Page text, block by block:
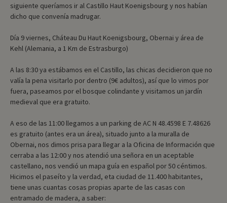
siguiente queríamos ir al Castillo Haut Koenigsbourg y nos habían
dicho que convenía madrugar.
Día 9 viernes, Cháteau Du Haut Koenigsbourg, Obernai y área de
Kehl (Alemania, a 1 Km de Estrasburgo)
A las 8:30 ya estábamos en el Castillo, las chicas decidieron que no
valía la pena visitarlo por dentro (9€ adultos), así que lo vimos por
fuera, paseamos por el bosque colindante y visitamos un jardín
medieval que era gratuito.
A eso de las 11:00 llegamos a un parking de AC N 48.4598 E 7.48626
es gratuito (antes era un área), situado junto a la muralla de
Obernai, nos dimos prisa para llegar a la Oficina de Información que
cerraba a las 12:00 y nos atendió una señora en un aceptable
castellano, nos vendió un mapa guía en español por 50 céntimos.
Hicimos el paseíto y la verdad, eta ciudad de 11.400 habitantes,
tiene unas cuantas cosas propias aparte de las casas con
entramado de madera, a saber: